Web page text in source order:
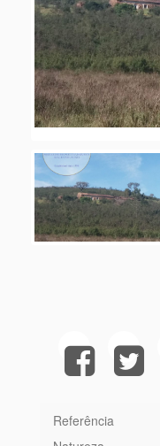
Referência